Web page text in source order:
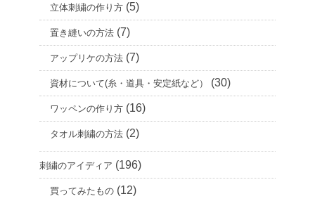
立体刺繍の作り方 (5)
置き縫いの方法 (7)
アップリケの方法 (7)
資材について(糸・道具・安定紙など） (30)
ワッペンの作り方 (16)
タオル刺繍の方法 (2)
刺繍のアイディア (196)
買ってみたもの (12)